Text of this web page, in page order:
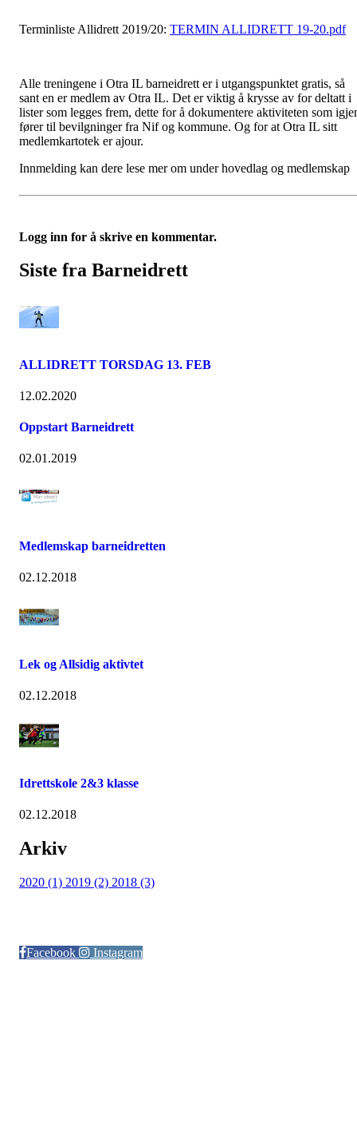
Terminliste Allidrett 2019/20: TERMIN ALLIDRETT 19-20.pdf
Alle treningene i Otra IL barneidrett er i utgangspunktet gratis, så
sant en er medlem av Otra IL. Det er viktig å krysse av for deltatt i
lister som legges frem, dette for å dokumentere aktiviteten som
fører til bevilgninger fra Nif og kommune. Og for at Otra IL sitt
medlemkartotek er ajour.
Innmelding kan dere lese mer om under hovedlag og medlemskap
Logg inn for å skrive en kommentar.
Siste fra Barneidrett
ALLIDRETT TORSDAG 13. FEB
12.02.2020
Oppstart Barneidrett
02.01.2019
Medlemskap barneidretten
02.12.2018
Lek og Allsidig aktivtet
02.12.2018
Idrettskole 2&3 klasse
02.12.2018
Arkiv
2020 (1) 2019 (2) 2018 (3)
Facebook
Instagram